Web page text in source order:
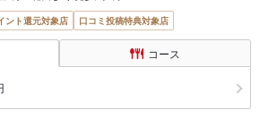
ント還元対象店 口コミ投稿特典対象店
コース